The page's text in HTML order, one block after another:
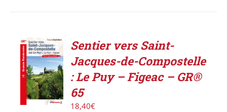
AJOUTER
AU
PANIER
/
DÉTAILS
Sentier vers Saint-
Jacques-de-Compostelle
: Le Puy – Figeac – GR®
65
18,40€